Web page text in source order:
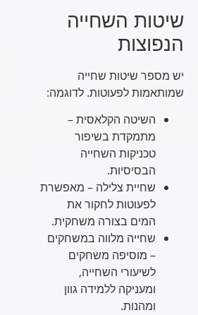
שיטות השחייה
הנפוצות
יש מספר שיטות שחייה
שמותאמות לפעוטות. לדוגמה:
השיטה הקלאסית –
מתמקדת בשיפור
טכניקות השחייה
הבסיסיות.
שחיית צלילה – מאפשרת
לפעוטות לחקור את
המים בצורה משחקית.
שחייה מלווה במשחקים
– מוסיפה משחקים
לשיעורי השחייה,
ומעניקה ללמידה גוון
ומהנות.